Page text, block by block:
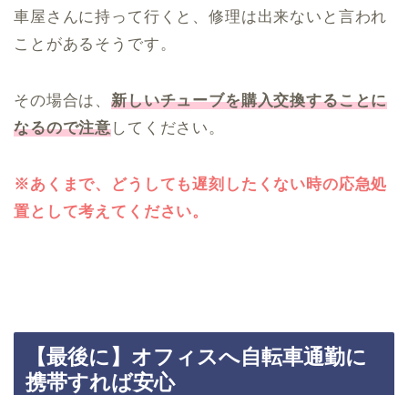
車屋さんに持って行くと、修理は出来ないと言われ
ことがあるそうです。
その場合は、新しいチューブを購入交換することに
なるので注意してください。
※あくまで、どうしても遅刻したくない時の応急処
置として考えてください。
【最後に】オフィスへ自転車通勤に
携帯すれば安心